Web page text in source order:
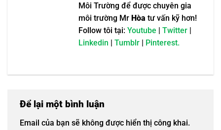
Môi Trường để được chuyên gia
môi trường Mr Hòa tư vấn kỹ hơn!
Follow tôi tại: Youtube | Twitter |
Linkedin | Tumblr | Pinterest.
Để lại một bình luận
Email của bạn sẽ không được hiển thị công khai.